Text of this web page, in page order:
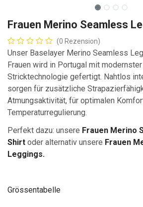
Frauen Merino Seamless
(0 Rezension)
Unser Baselayer Merino Seamless
Frauen wird in Portugal mit
Stricktechnologie gefertigt. Nahtlos
sorgen für zusätzliche
Atmungsaktivität, für optimalen
Temperaturregulierung.
Perfekt dazu: unsere Frauen Merino
Shirt oder alternativ unsere Frauen
Leggings.
Grössentabelle